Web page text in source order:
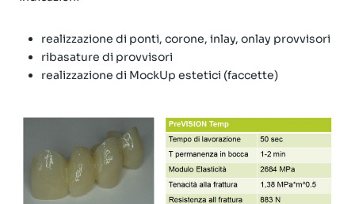
realizzazione di ponti, corone, inlay, onlay provvisori
ribasature di provvisori
realizzazione di MockUp estetici (faccette)